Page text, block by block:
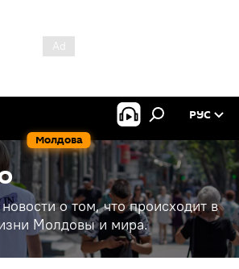
Молдова
РУС
о том, что происходит в
Молдовы и мира.